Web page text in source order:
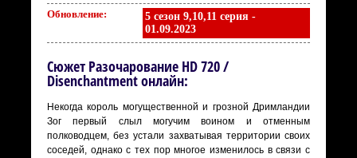
Обновление:
5 сезон 9,10,11 серия -
01.09.2023
Сюжет Разочарование HD 720 /
Disenchantment онлайн:
Некогда король могущественной и грозной Дримландии
Зог первый слыл могучим воином и отменным
полководцем, без устали захватывая территории своих
соседей, однако с тех пор многое изменилось в связи с